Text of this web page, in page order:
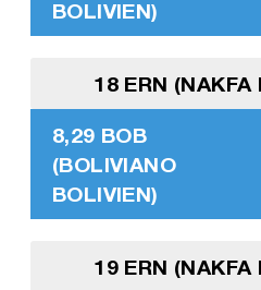
BOLIVIEN)
18 ERN (NAKFA
8,29 BOB
(BOLIVIANO
BOLIVIEN)
19 ERN (NAKFA